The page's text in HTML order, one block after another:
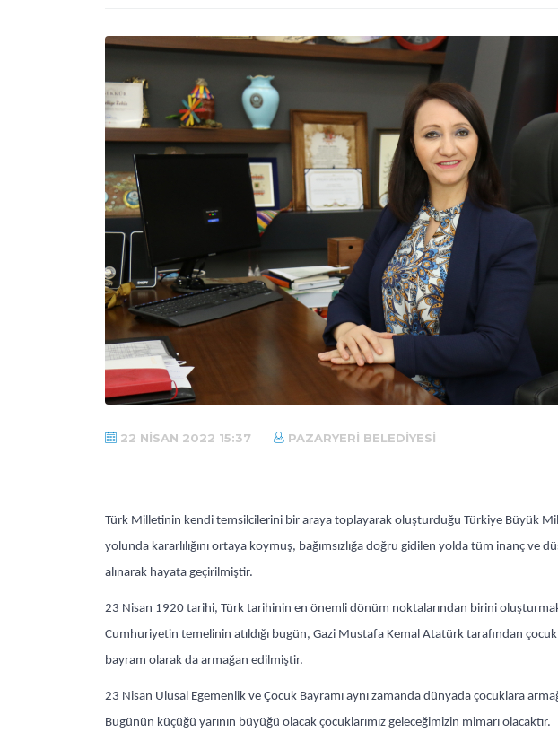
22 NISAN 2022 15:37 PAZARYERI BELEDIYESI
Türk Milletinin kendi temsilcilerini bir araya toplayarak oluşturduğu Türkiye Büyük
yolunda kararlılığını ortaya koymuş, bağımsızlığa doğru gidilen yolda tüm inanç ve
alınarak hayata geçirilmiştir.
23 Nisan 1920 tarihi, Türk tarihinin en önemli dönüm noktalarından birini
Cumhuriyetin temelinin atıldığı bugün, Gazi Mustafa Kemal Atatürk tarafından
bayram olarak da armağan edilmiştir.
23 Nisan Ulusal Egemenlik ve Çocuk Bayramı aynı zamanda dünyada çocuklara
Bugünün küçüğü yarının büyüğü olacak çocuklarımız geleceğimizin mimarı olacaktır.